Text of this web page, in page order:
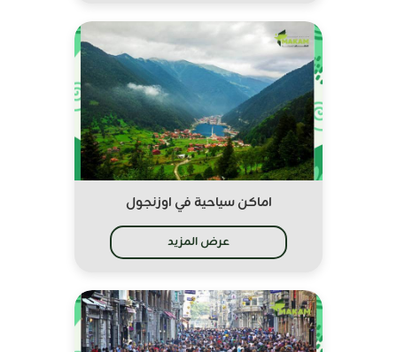
اماكن سياحية في اوزنجول
عرض المزيد